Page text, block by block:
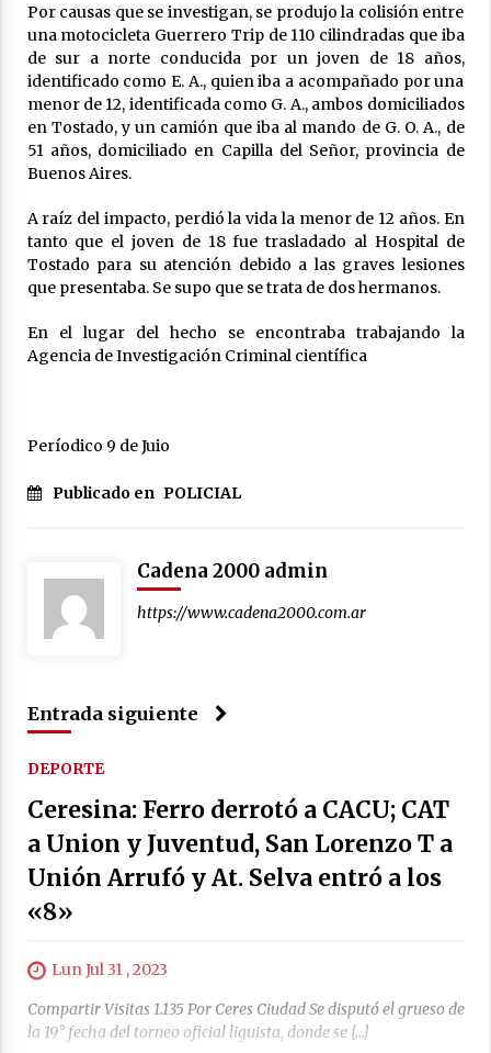
04/08/2026
Michlig y González entregaron aportes
gubernamentales en Ceres y recorrieron
obras junto a la intendente Dupouy
04/08/2026
03/08/2026
Liga Ceresina: CACU y Union SG empataron un
partido dificil de destrabar
Departamental y 13° Fiesta Provincial del
Michlig y González presentes en las
celebraciones del 92° aniversario del Club
Tiro Federal de Moisés Ville
Por causas que se investigan, se produjo la colisión entre
una motocicleta Guerrero Trip de 110 cilindradas que iba
de sur a norte conducida por un joven de 18 años,
identificado como E. A., quien iba a acompañado por una
menor de 12, identificada como G. A., ambos domiciliados
en Tostado, y un camión que iba al mando de G. O. A., de
51 años, domiciliado en Capilla del Señor, provincia de
Buenos Aires.
A raíz del impacto, perdió la vida la menor de 12 años. En
tanto que el joven de 18 fue trasladado al Hospital de
Tostado para su atención debido a las graves lesiones
que presentaba. Se supo que se trata de dos hermanos.
En el lugar del hecho se encontraba trabajando la
Agencia de Investigación Criminal científica
Períodico 9 de Juio
Publicado en POLICIAL
Cadena 2000 admin
https://www.cadena2000.com.ar
Entrada siguiente
DEPORTE
Ceresina: Ferro derrotó a CACU; CAT
a Union y Juventud, San Lorenzo T a
Unión Arrufó y At. Selva entró a los
«8»
Lun Jul 31 , 2023
Compartir Visitas 1.135 Por Ceres Ciudad Se disputó el grueso de
la 19° fecha del torneo oficial liguista, donde se […]